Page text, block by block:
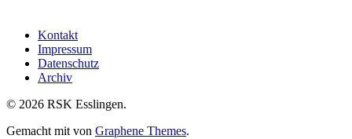
Kontakt
Impressum
Datenschutz
Archiv
© 2026 RSK Esslingen.
Gemacht mit von Graphene Themes.